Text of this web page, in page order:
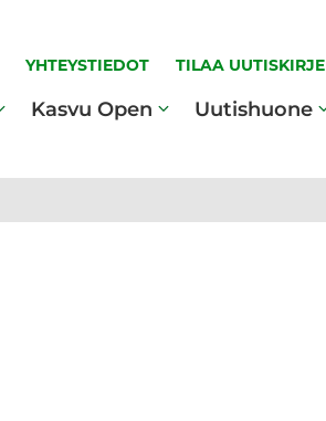
YHTEYSTIEDOT TILAA UUTISKIRJE
Kasvu Open Uutishuone